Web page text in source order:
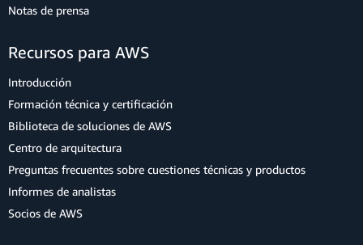
Notas de prensa
Recursos para AWS
Introducción
Formación técnica y certificación
Biblioteca de soluciones de AWS
Centro de arquitectura
Preguntas frecuentes sobre cuestiones técnicas y productos
Informes de analistas
Socios de AWS